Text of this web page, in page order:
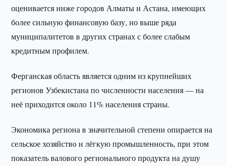
оценивается ниже городов Алматы и Астана, имеющих
более сильную финансовую базу, но выше ряда
муниципалитетов в других странах с более слабым
кредитным профилем.
Ферганская область является одним из крупнейших
регионов Узбекистана по численности населения — на
неё приходится около 11% населения страны.
Экономика региона в значительной степени опирается на
сельское хозяйство и лёгкую промышленность, при этом
показатель валового регионального продукта на душу